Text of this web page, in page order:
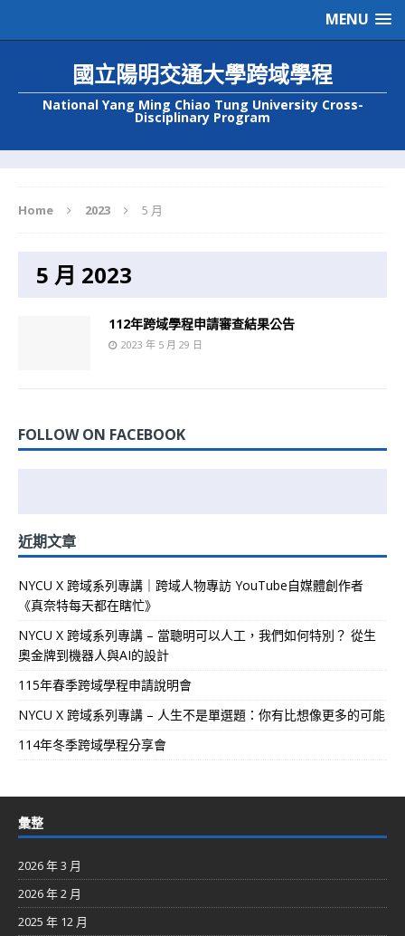
MENU
國立陽明交通大學跨域學程
National Yang Ming Chiao Tung University Cross-
Disciplinary Program
Home 2023 5 月
5 月 2023
112年跨域學程申請審查結果公告
2023 年 5 月 29 日
FOLLOW ON FACEBOOK
近期文章
NYCU X 跨域系列專講｜跨域人物專訪 YouTube自媒體創作者
《真奈特每天都在瞎忙》
NYCU X 跨域系列專講 – 當聰明可以人工，我們如何特別？ 從生
奧金牌到機器人與AI的設計
115年春季跨域學程申請說明會
NYCU X 跨域系列專講 – 人生不是單選題：你有比想像更多的可能
114年冬季跨域學程分享會
彙整
2026 年 3 月
2026 年 2 月
2025 年 12 月